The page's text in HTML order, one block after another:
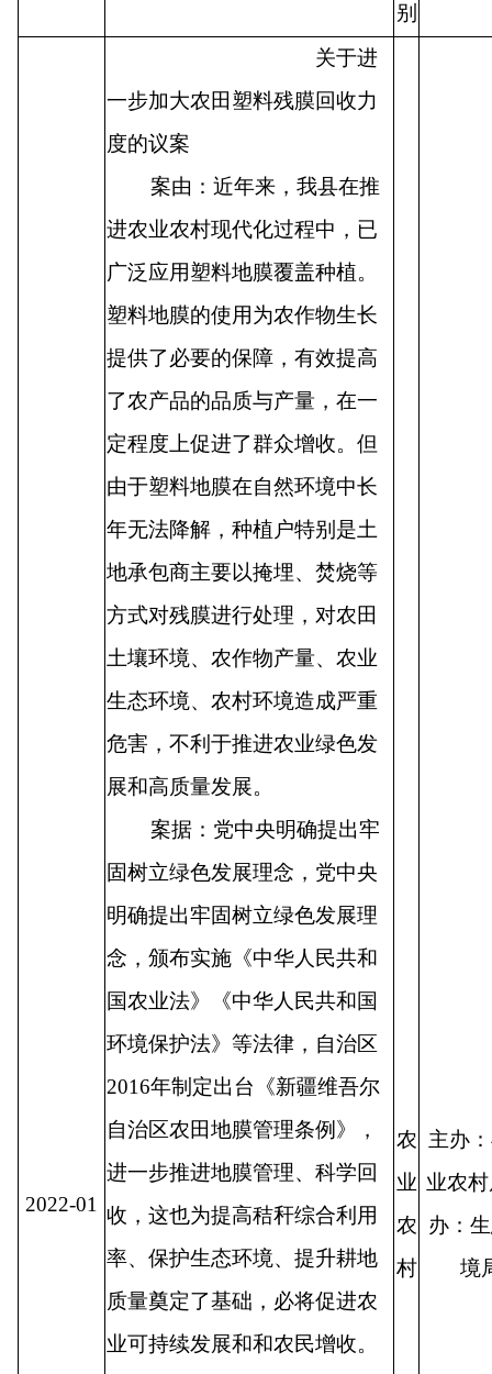
别
2022-01
关于进
一步加大农田塑料残膜回收力
度的议案
案由：近年来，我县在推
进农业农村现代化过程中，已
广泛应用塑料地膜覆盖种植。
塑料地膜的使用为农作物生长
提供了必要的保障，有效提高
了农产品的品质与产量，在一
定程度上促进了群众增收。但
由于塑料地膜在自然环境中长
年无法降解，种植户特别是土
地承包商主要以掩埋、焚烧等
方式对残膜进行处理，对农田
土壤环境、农作物产量、农业
生态环境、农村环境造成严重
危害，不利于推进农业绿色发
展和高质量发展。
案据：党中央明确提出牢
固树立绿色发展理念，党中央
明确提出牢固树立绿色发展理
念，颁布实施《中华人民共和
国农业法》《中华人民共和国
环境保护法》等法律，自治区
2016年制定出台《新疆维吾尔
自治区农田地膜管理条例》，
进一步推进地膜管理、科学回
收，这也为提高秸秆综合利用
率、保护生态环境、提升耕地
质量奠定了基础，必将促进农
业可持续发展和和农民增收。
农
业
农
村
主办
业农
办：
境